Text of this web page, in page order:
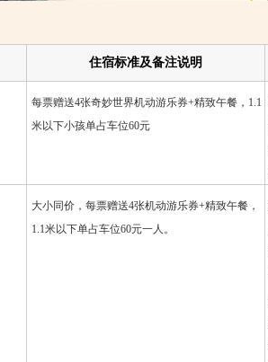
住宿标准及备注说明
每票赠送4张奇妙世界机动游乐券+精致午餐，1.1
米以下小孩单占车位60元
大小同价，每票赠送4张机动游乐券+精致午餐，
1.1米以下单占车位60元一人。